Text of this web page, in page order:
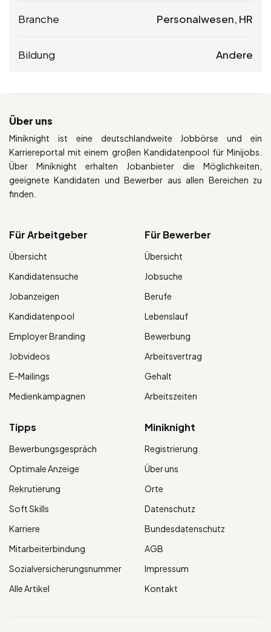
Branche Personalwesen, HR
Bildung Andere
Über uns
Miniknight ist eine deutschlandweite Jobbörse und ein
Karriereportal mit einem großen Kandidatenpool für Minijobs.
Über Miniknight erhalten Jobanbieter die Möglichkeiten,
geeignete Kandidaten und Bewerber aus allen Bereichen zu
finden.
Für Arbeitgeber
Übersicht
Kandidatensuche
Jobanzeigen
Kandidatenpool
Employer Branding
Jobvideos
E-Mailings
Medienkampagnen
Für Bewerber
Übersicht
Jobsuche
Berufe
Lebenslauf
Bewerbung
Arbeitsvertrag
Gehalt
Arbeitszeiten
Tipps
Bewerbungsgespräch
Optimale Anzeige
Rekrutierung
Soft Skills
Karriere
Mitarbeiterbindung
Sozialversicherungsnummer
Alle Artikel
Miniknight
Registrierung
Über uns
Orte
Datenschutz
Bundesdatenschutz
AGB
Impressum
Kontakt